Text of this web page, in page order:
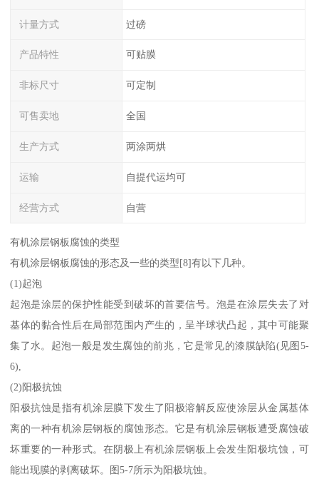
计量方式 过磅
产品特性 可贴膜
非标尺寸 可定制
可售卖地 全国
生产方式 两涂两烘
运输 自提代运均可
经营方式 自营
有机涂层钢板腐蚀的类型
有机涂层钢板腐蚀的形态及一些的类型[8]有以下几种。
(1)起泡
起泡是涂层的保护性能受到破坏的首要信号。泡是在涂层失去了对
基体的黏合性后在局部范围内产生的，呈半球状凸起，其中可能聚
集了水。起泡一般是发生腐蚀的前兆，它是常见的漆膜缺陷(见图5-
6),
(2)阳极抗蚀
阳极抗蚀是指有机涂层膜下发生了阳极溶解反应使涂层从金属基体
离的一种有机涂层钢板的腐蚀形态。它是有机涂层钢板遭受腐蚀破
坏重要的一种形式。在阴极上有机涂层钢板上会发生阳极坑蚀，可
能出现膜的剥离破坏。图5-7所示为阳极坑蚀。